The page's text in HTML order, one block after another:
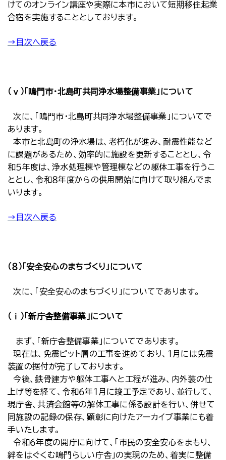
けてのオンライン講座や実際に本市において短期移住起業
合宿を実施することとしております。
→目次へ戻る
（ⅴ）「鳴門市・北島町共同浄水場整備事業」について
次に、「鳴門市・北島町共同浄水場整備事業」についてで
あります。
本市と北島町の浄水場は、老朽化が進み、耐震性能など
に課題があるため、効率的に施設を更新することとし、令
和５年度は、浄水処理棟や管理棟などの躯体工事を行うこ
ととし、令和８年度からの供用開始に向けて取り組んでま
いります。
→目次へ戻る
（８）「安全安心のまちづくり」について
次に、「安全安心のまちづくり」についてであります。
（ⅰ）「新庁舎整備事業」について
まず、「新庁舎整備事業」についてであります。
現在は、免震ピット層の工事を進めており、１月には免震
装置の据付が完了しております。
今後、鉄骨建方や躯体工事へと工程が進み、内外装の仕
上げ等を経て、令和６年１月に竣工予定であり、並行して、
現庁舎、共済会館等の解体工事に係る設計を行い、併せて
同施設の記録の保存、顕彰に向けたアーカイブ事業にも着
手いたします。
令和６年度の開庁に向けて、「市民の安全安心をまもり、
絆をはぐくむ鳴門らしい庁舎」の実現のため、着実に整備